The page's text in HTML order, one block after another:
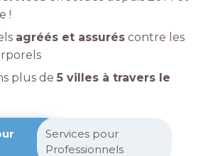
!
agréés et assurés contre les
plus de 5 villes à travers le
Services pour
Professionnels